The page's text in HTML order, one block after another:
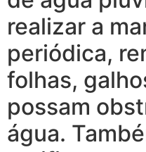
realizar a
periódica,
folhas,
possam
água.